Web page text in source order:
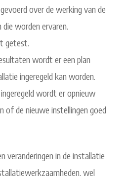
over de werking van de
worden ervaren.
getest.
wordt er een plan
ingeregeld kan worden.
wordt er opnieuw
de nieuwe instellingen goed
veranderingen in de installatie
wel